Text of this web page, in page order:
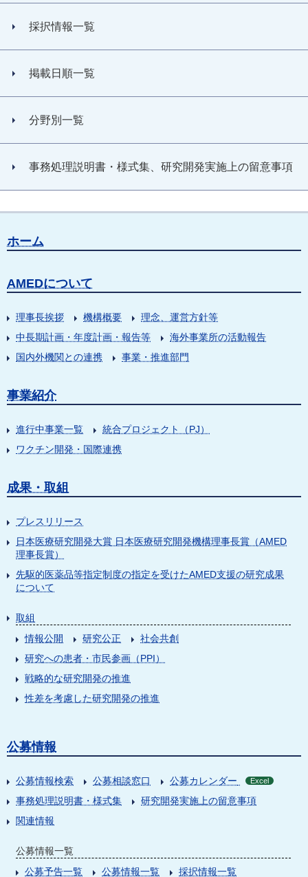
採択情報一覧
掲載日順一覧
分野別一覧
事務処理説明書・様式集、研究開発実施上の留意事項
ホーム
AMEDについて
理事長挨拶 機構概要
理念、運営方針等
中長期計画・年度計画・報告等
海外事業所の活動報告
国内外機関との連携
事業・推進部門
事業紹介
進行中事業一覧
統合プロジェクト（PJ）
ワクチン開発・国際連携
成果・取組
プレスリリース
日本医療研究開発大賞 日本医療研究開発機構理事長賞（AMED
理事長賞）
先駆的医薬品等指定制度の指定を受けたAMED支援の研究成果
について
取組
情報公開
研究公正
社会共創
研究への患者・市民参画（PPI）
戦略的な研究開発の推進
性差を考慮した研究開発の推進
公募情報
公募情報検索 公募相談窓口 公募カレンダー Excel
事務処理説明書・様式集
研究開発実施上の留意事項
関連情報
公募情報一覧
公募予告一覧
公募情報一覧
採択情報一覧